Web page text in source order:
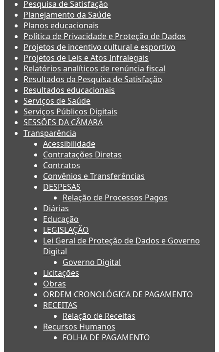
Pesquisa de Satisfação
Planejamento da Saúde
Planos educacionais
Política de Privacidade e Proteção de Dados
Projetos de incentivo cultural e esportivo
Projetos de Leis e Atos Infralegais
Relatórios analíticos de renúncia fiscal
Resultados da Pesquisa de Satisfação
Resultados educacionais
Serviços de Saúde
Serviços Públicos Digitais
SESSÕES DA CÂMARA
Transparência
Acessibilidade
Contratações Diretas
Contratos
Convênios e Transferências
DESPESAS
Relação de Processos Pagos
Diárias
Educação
LEGISLAÇÃO
Lei Geral de Proteção de Dados e Governo
Digital
Governo Digital
Licitações
Obras
ORDEM CRONOLÓGICA DE PAGAMENTO
RECEITAS
Relação de Receitas
Recursos Humanos
FOLHA DE PAGAMENTO